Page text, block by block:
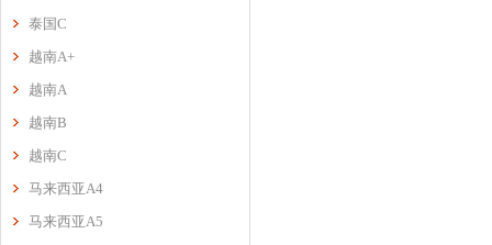
泰国C
越南A+
越南A
越南B
越南C
马来西亚A4
马来西亚A5